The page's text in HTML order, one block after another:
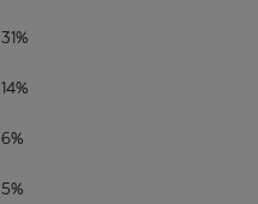
31%
14%
6%
5%